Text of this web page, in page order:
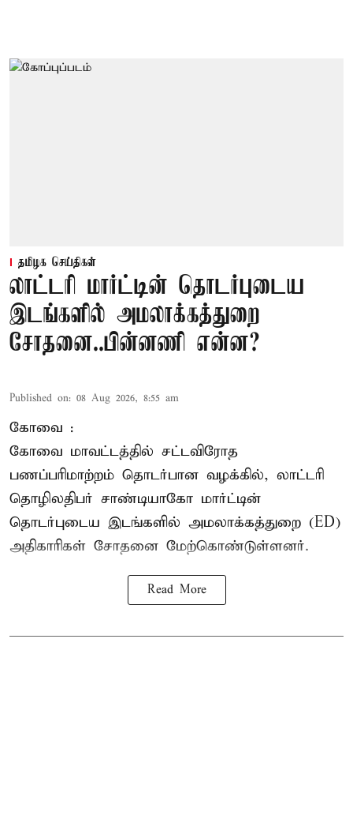
தமிழக செய்திகள்
லாட்டரி மார்ட்டின் தொடர்புடைய
இடங்களில் அமலாக்கத்துறை
சோதனை..பின்னணி என்ன?
Published on: 08 Aug 2026, 8:55 am
கோவை :
கோவை மாவட்டத்தில் சட்டவிரோத
பணப்பரிமாற்றம் தொடர்பான வழக்கில், லாட்டரி
தொழிலதிபர் சாண்டியாகோ மார்ட்டின்
தொடர்புடைய இடங்களில் அமலாக்கத்துறை (ED)
அதிகாரிகள் சோதனை மேற்கொண்டுள்ளனர்.
Read More